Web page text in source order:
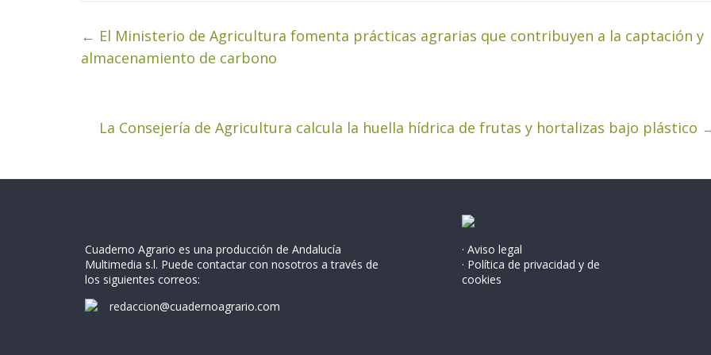
← El Ministerio de Agricultura fomenta prácticas agrarias que contribuyen a la captación y
almacenamiento de carbono
La Consejería de Agricultura calcula la huella hídrica de frutas y hortalizas bajo plástico
Cuaderno Agrario es una producción de Andalucía
Multimedia s.l. Puede contactar con nosotros a través de
los siguientes correos:
redaccion@cuadernoagrario.com
· Aviso legal
· Política de privacidad y de
cookies